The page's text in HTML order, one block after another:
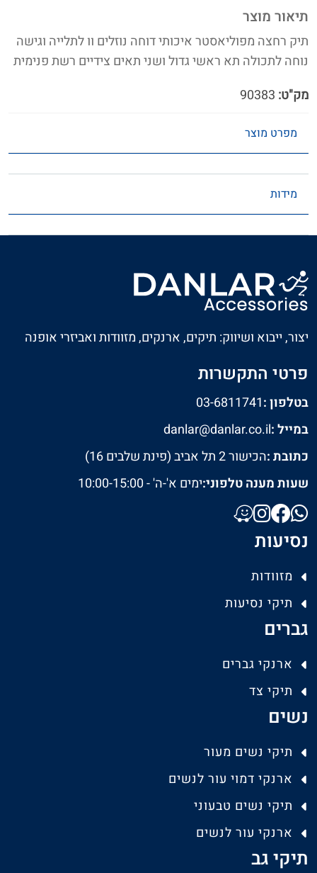
תיאור מוצר
תיק רחצה מפוליאסטר איכותי דוחה נוזלים וו לתלייה וגישה
נוחה לתכולה תא ראשי גדול ושני תאים צידיים רשת פנימית
מק"ט:
מפרט מוצר
מידות
יצור, ייבוא ושיווק: תיקים, ארנקים, מזוודות ואביזרי אופנה
פרטי התקשרות
בטלפון :03-6811741
במייל :danlar@danlar.co.il
כתובת :הכישור 2 תל אביב (פינת שלבים 16)
שעות מענה טלפוני:ימים א'-ה' - 10:00-15:00
נסיעות
מזוודות
תיקי נסיעות
גברים
ארנקי גברים
תיקי צד
נשים
תיקי נשים מעור
ארנקי דמוי עור לנשים
תיקי נשים טבעוני
ארנקי עור לנשים
תיקי גב